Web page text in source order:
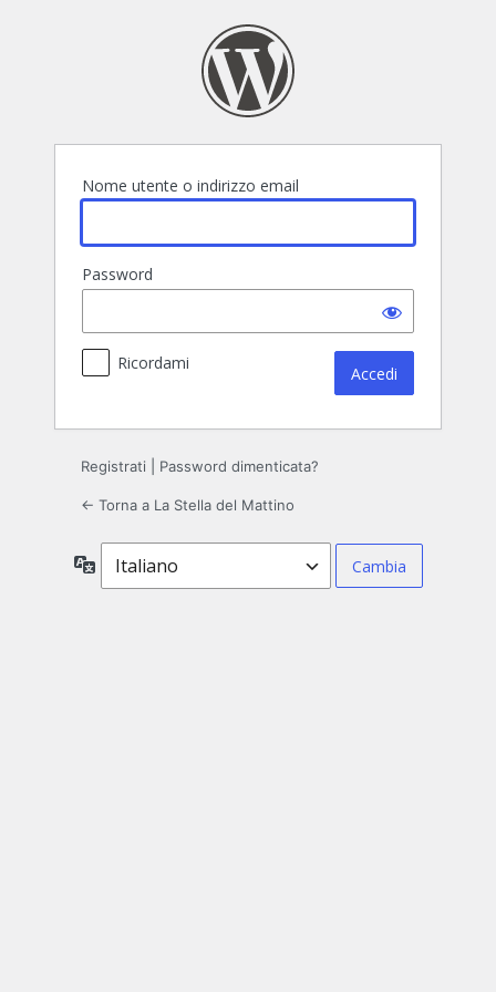
Nome utente o indirizzo email
Password
Ricordami
Registrati Password dimenticata?
← Torna a La Stella del Mattino
Lingua